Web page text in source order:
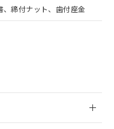
、締付ナット、歯付座金
について、当社
が、当社の製
ている法人を
含有を証明す
を証明する